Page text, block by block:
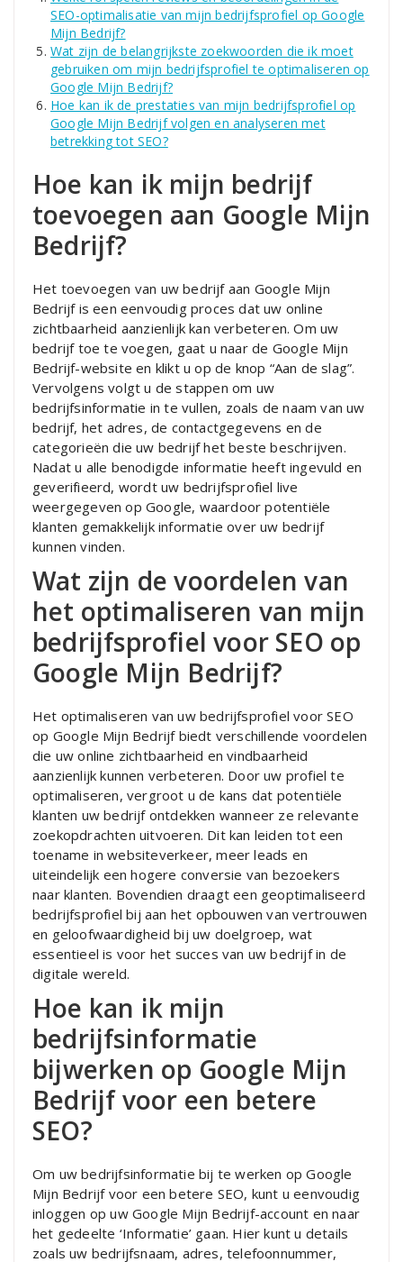
SEO-optimalisatie van mijn bedrijfsprofiel op Google
Mijn Bedrijf?
Wat zijn de belangrijkste zoekwoorden die ik moet
gebruiken om mijn bedrijfsprofiel te optimaliseren op
Google Mijn Bedrijf?
Hoe kan ik de prestaties van mijn bedrijfsprofiel op
Google Mijn Bedrijf volgen en analyseren met
betrekking tot SEO?
Hoe kan ik mijn bedrijf
toevoegen aan Google Mijn
Bedrijf?
Het toevoegen van uw bedrijf aan Google Mijn
Bedrijf is een eenvoudig proces dat uw online
zichtbaarheid aanzienlijk kan verbeteren. Om uw
bedrijf toe te voegen, gaat u naar de Google Mijn
Bedrijf-website en klikt u op de knop “Aan de slag”.
Vervolgens volgt u de stappen om uw
bedrijfsinformatie in te vullen, zoals de naam van uw
bedrijf, het adres, de contactgegevens en de
categorieën die uw bedrijf het beste beschrijven.
Nadat u alle benodigde informatie heeft ingevuld en
geverifieerd, wordt uw bedrijfsprofiel live
weergegeven op Google, waardoor potentiële
klanten gemakkelijk informatie over uw bedrijf
kunnen vinden.
Wat zijn de voordelen van
het optimaliseren van mijn
bedrijfsprofiel voor SEO op
Google Mijn Bedrijf?
Het optimaliseren van uw bedrijfsprofiel voor SEO
op Google Mijn Bedrijf biedt verschillende voordelen
die uw online zichtbaarheid en vindbaarheid
aanzienlijk kunnen verbeteren. Door uw profiel te
optimaliseren, vergroot u de kans dat potentiële
klanten uw bedrijf ontdekken wanneer ze relevante
zoekopdrachten uitvoeren. Dit kan leiden tot een
toename in websiteverkeer, meer leads en
uiteindelijk een hogere conversie van bezoekers
naar klanten. Bovendien draagt een geoptimaliseerd
bedrijfsprofiel bij aan het opbouwen van vertrouwen
en geloofwaardigheid bij uw doelgroep, wat
essentieel is voor het succes van uw bedrijf in de
digitale wereld.
Hoe kan ik mijn
bedrijfsinformatie
bijwerken op Google Mijn
Bedrijf voor een betere
SEO?
Om uw bedrijfsinformatie bij te werken op Google
Mijn Bedrijf voor een betere SEO, kunt u eenvoudig
inloggen op uw Google Mijn Bedrijf-account en naar
het gedeelte ‘Informatie’ gaan. Hier kunt u details
zoals uw bedrijfsnaam, adres, telefoonnummer,